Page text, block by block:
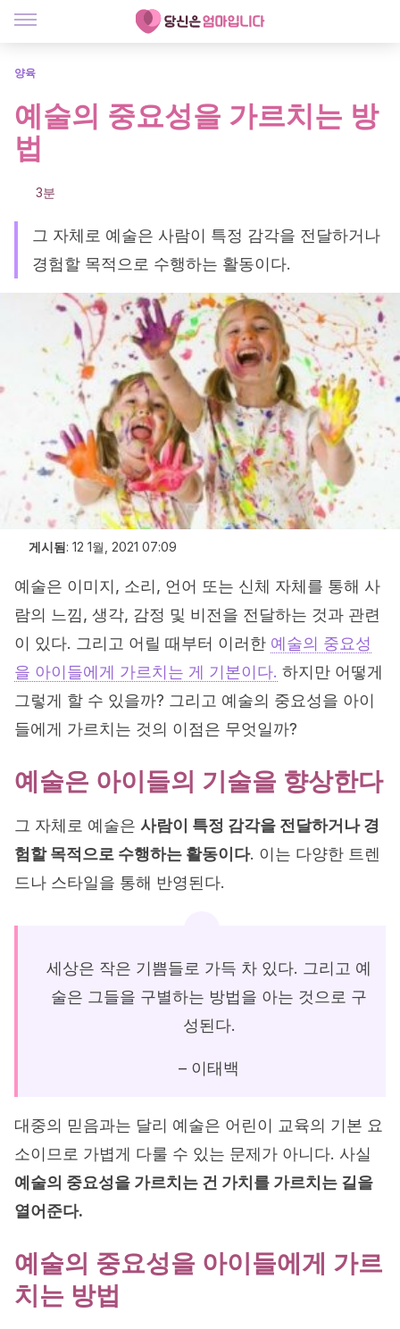
양육
예술의 중요성을 가르치는 방
법
3분
그 자체로 예술은 사람이 특정 감각을 전달하거나
경험할 목적으로 수행하는 활동이다.
게시됨: 12 1월, 2021 07:09
예술은 이미지, 소리, 언어 또는 신체 자체를 통해 사
람의 느낌, 생각, 감정 및 비전을 전달하는 것과 관련
이 있다. 그리고 어릴 때부터 이러한 예술의 중요성
을 아이들에게 가르치는 게 기본이다. 하지만 어떻게
그렇게 할 수 있을까? 그리고 예술의 중요성을 아이
들에게 가르치는 것의 이점은 무엇일까?
예술은 아이들의 기술을 향상한다
그 자체로 예술은 사람이 특정 감각을 전달하거나 경
험할 목적으로 수행하는 활동이다. 이는 다양한 트렌
드나 스타일을 통해 반영된다.
세상은 작은 기쁨들로 가득 차 있다. 그리고 예
술은 그들을 구별하는 방법을 아는 것으로 구
성된다.
– 이태백
대중의 믿음과는 달리 예술은 어린이 교육의 기본 요
소이므로 가볍게 다룰 수 있는 문제가 아니다. 사실
예술의 중요성을 가르치는 건 가치를 가르치는 길을
열어준다.
예술의 중요성을 아이들에게 가르
치는 방법